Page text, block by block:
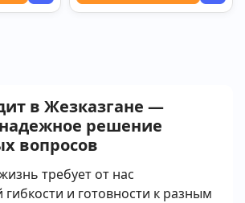
в Жезказгане —
решение
вопросов
требует от нас
и готовности к разным